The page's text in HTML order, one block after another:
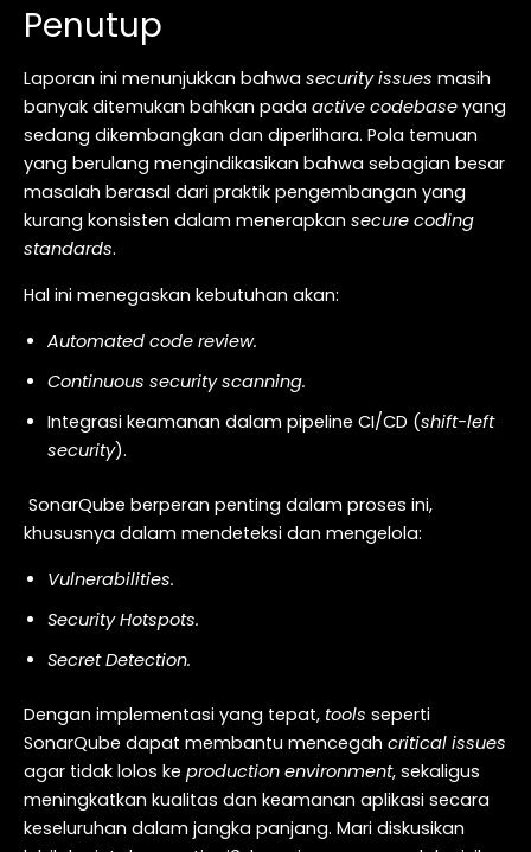
Penutup
Laporan ini menunjukkan bahwa security issues masih
banyak ditemukan bahkan pada active codebase yang
sedang dikembangkan dan diperlihara. Pola temuan
yang berulang mengindikasikan bahwa sebagian besar
masalah berasal dari praktik pengembangan yang
kurang konsisten dalam menerapkan secure coding
standards.
Hal ini menegaskan kebutuhan akan:
Automated code review.
Continuous security scanning.
Integrasi keamanan dalam pipeline CI/CD (shift-left
security).
SonarQube berperan penting dalam proses ini,
khususnya dalam mendeteksi dan mengelola:
Vulnerabilities.
Security Hotspots.
Secret Detection.
Dengan implementasi yang tepat, tools seperti
SonarQube dapat membantu mencegah critical issues
agar tidak lolos ke production environment, sekaligus
meningkatkan kualitas dan keamanan aplikasi secara
keseluruhan dalam jangka panjang. Mari diskusikan